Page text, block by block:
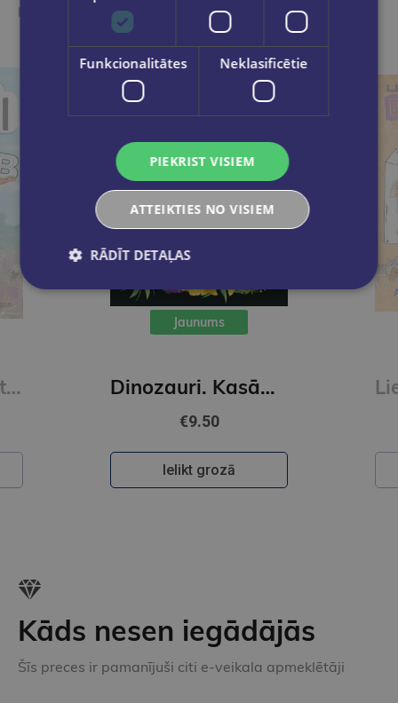
Ieskaties, varbūt noder
Skudriņa Kāpēcīte. Burti
Jaunums
Dinozauri. Kasāmgrāmata
€9.50
Ielikt grozā
Kāds nesen iegādājās
Šīs preces ir pamanījuši citi e-veikala apmeklētāji
Funkcionalitātes Neklasificētie
PIEKRIST VISIEM
ATTEIKTIES NO VISIEM
RĀDĪT DETAĻAS